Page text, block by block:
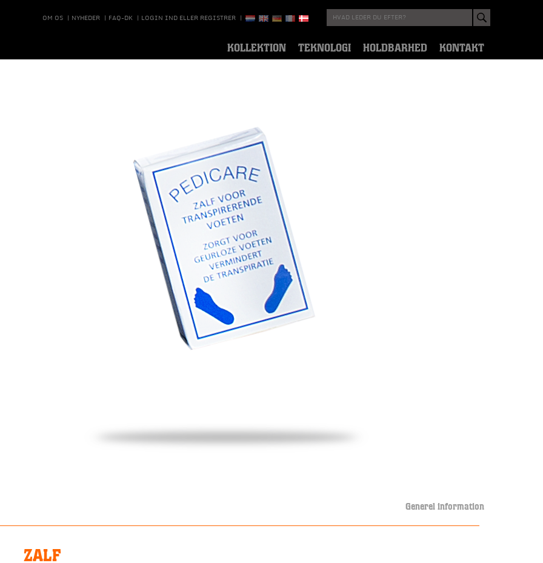
OM OS | NYHEDER | FAQ-DK | LOGIN IND ELLER REGISTRER |
KOLLEKTION TEKNOLOGI HOLDBARHED KONTAKT
Generel information
ZALF